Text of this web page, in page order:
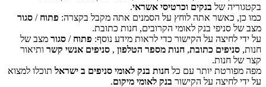
האם האתר הזה בבעלותך? אישור
בקטגוריה של בנקים וכרטיסי אשראי.
כמו כן, כאשר אתה לוחץ על הסמנים אתה מקבל בקצרה: פתוח / סגור
מצב של סניפי בנק לאומי הקרובים, חנות כתובת.
על ידי לחיצה על הקישור כדי לראות מידע נוסף: פתוח / סגור מצב של
חנות, סניפים כתובת, חנות מספר הטלפון , סניפים אנשי קשר ותיאור
קצר של חנות.
מפה מפורטת יותר עם כל חנות בנק לאומי סניפים ב ישראל תוכלו למצוא
על ידי לחיצה על הקישור בנק לאומי מיקום.